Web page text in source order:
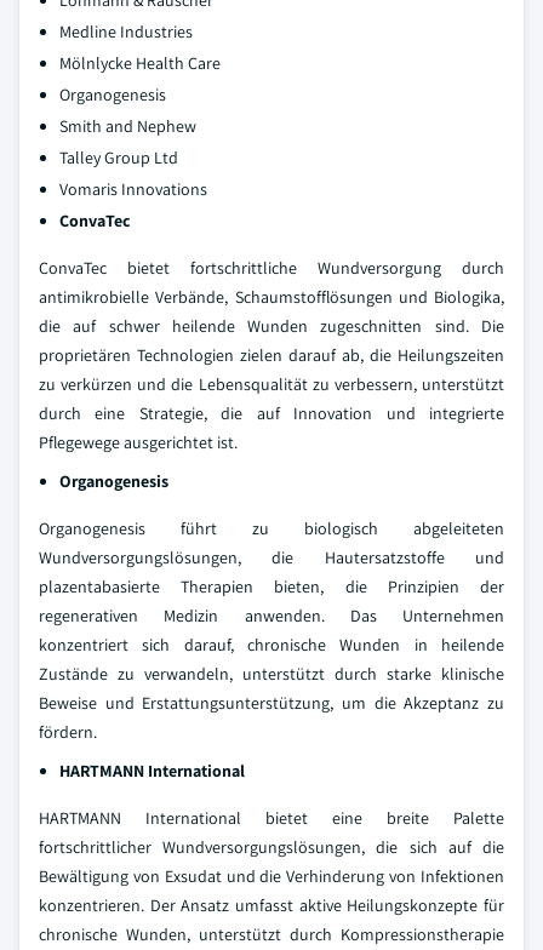
Medline Industries
Mölnlycke Health Care
Organogenesis
Smith and Nephew
Talley Group Ltd
Vomaris Innovations
ConvaTec
ConvaTec bietet fortschrittliche Wundversorgung durch
antimikrobielle Verbände, Schaumstofflösungen und Biologika,
die auf schwer heilende Wunden zugeschnitten sind. Die
proprietären Technologien zielen darauf ab, die Heilungszeiten
zu verkürzen und die Lebensqualität zu verbessern, unterstützt
durch eine Strategie, die auf Innovation und integrierte
Pflegewege ausgerichtet ist.
Organogenesis
Organogenesis führt zu biologisch abgeleiteten
Wundversorgungslösungen, die Hautersatzstoffe und
plazentabasierte Therapien bieten, die Prinzipien der
regenerativen Medizin anwenden. Das Unternehmen
konzentriert sich darauf, chronische Wunden in heilende
Zustände zu verwandeln, unterstützt durch starke klinische
Beweise und Erstattungsunterstützung, um die Akzeptanz zu
fördern.
HARTMANN International
HARTMANN International bietet eine breite Palette
fortschrittlicher Wundversorgungslösungen, die sich auf die
Bewältigung von Exsudat und die Verhinderung von Infektionen
konzentrieren. Der Ansatz umfasst aktive Heilungskonzepte für
chronische Wunden, unterstützt durch Kompressionstherapie